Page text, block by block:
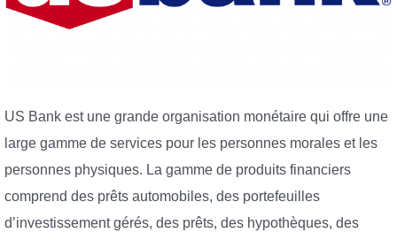
US Bank est une grande organisation monétaire qui offre une
large gamme de services pour les personnes morales et les
personnes physiques. La gamme de produits financiers
comprend des prêts automobiles, des portefeuilles
d’investissement gérés, des prêts, des hypothèques, des